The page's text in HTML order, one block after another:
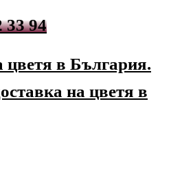
33 94
цветя в България.
на цветя в